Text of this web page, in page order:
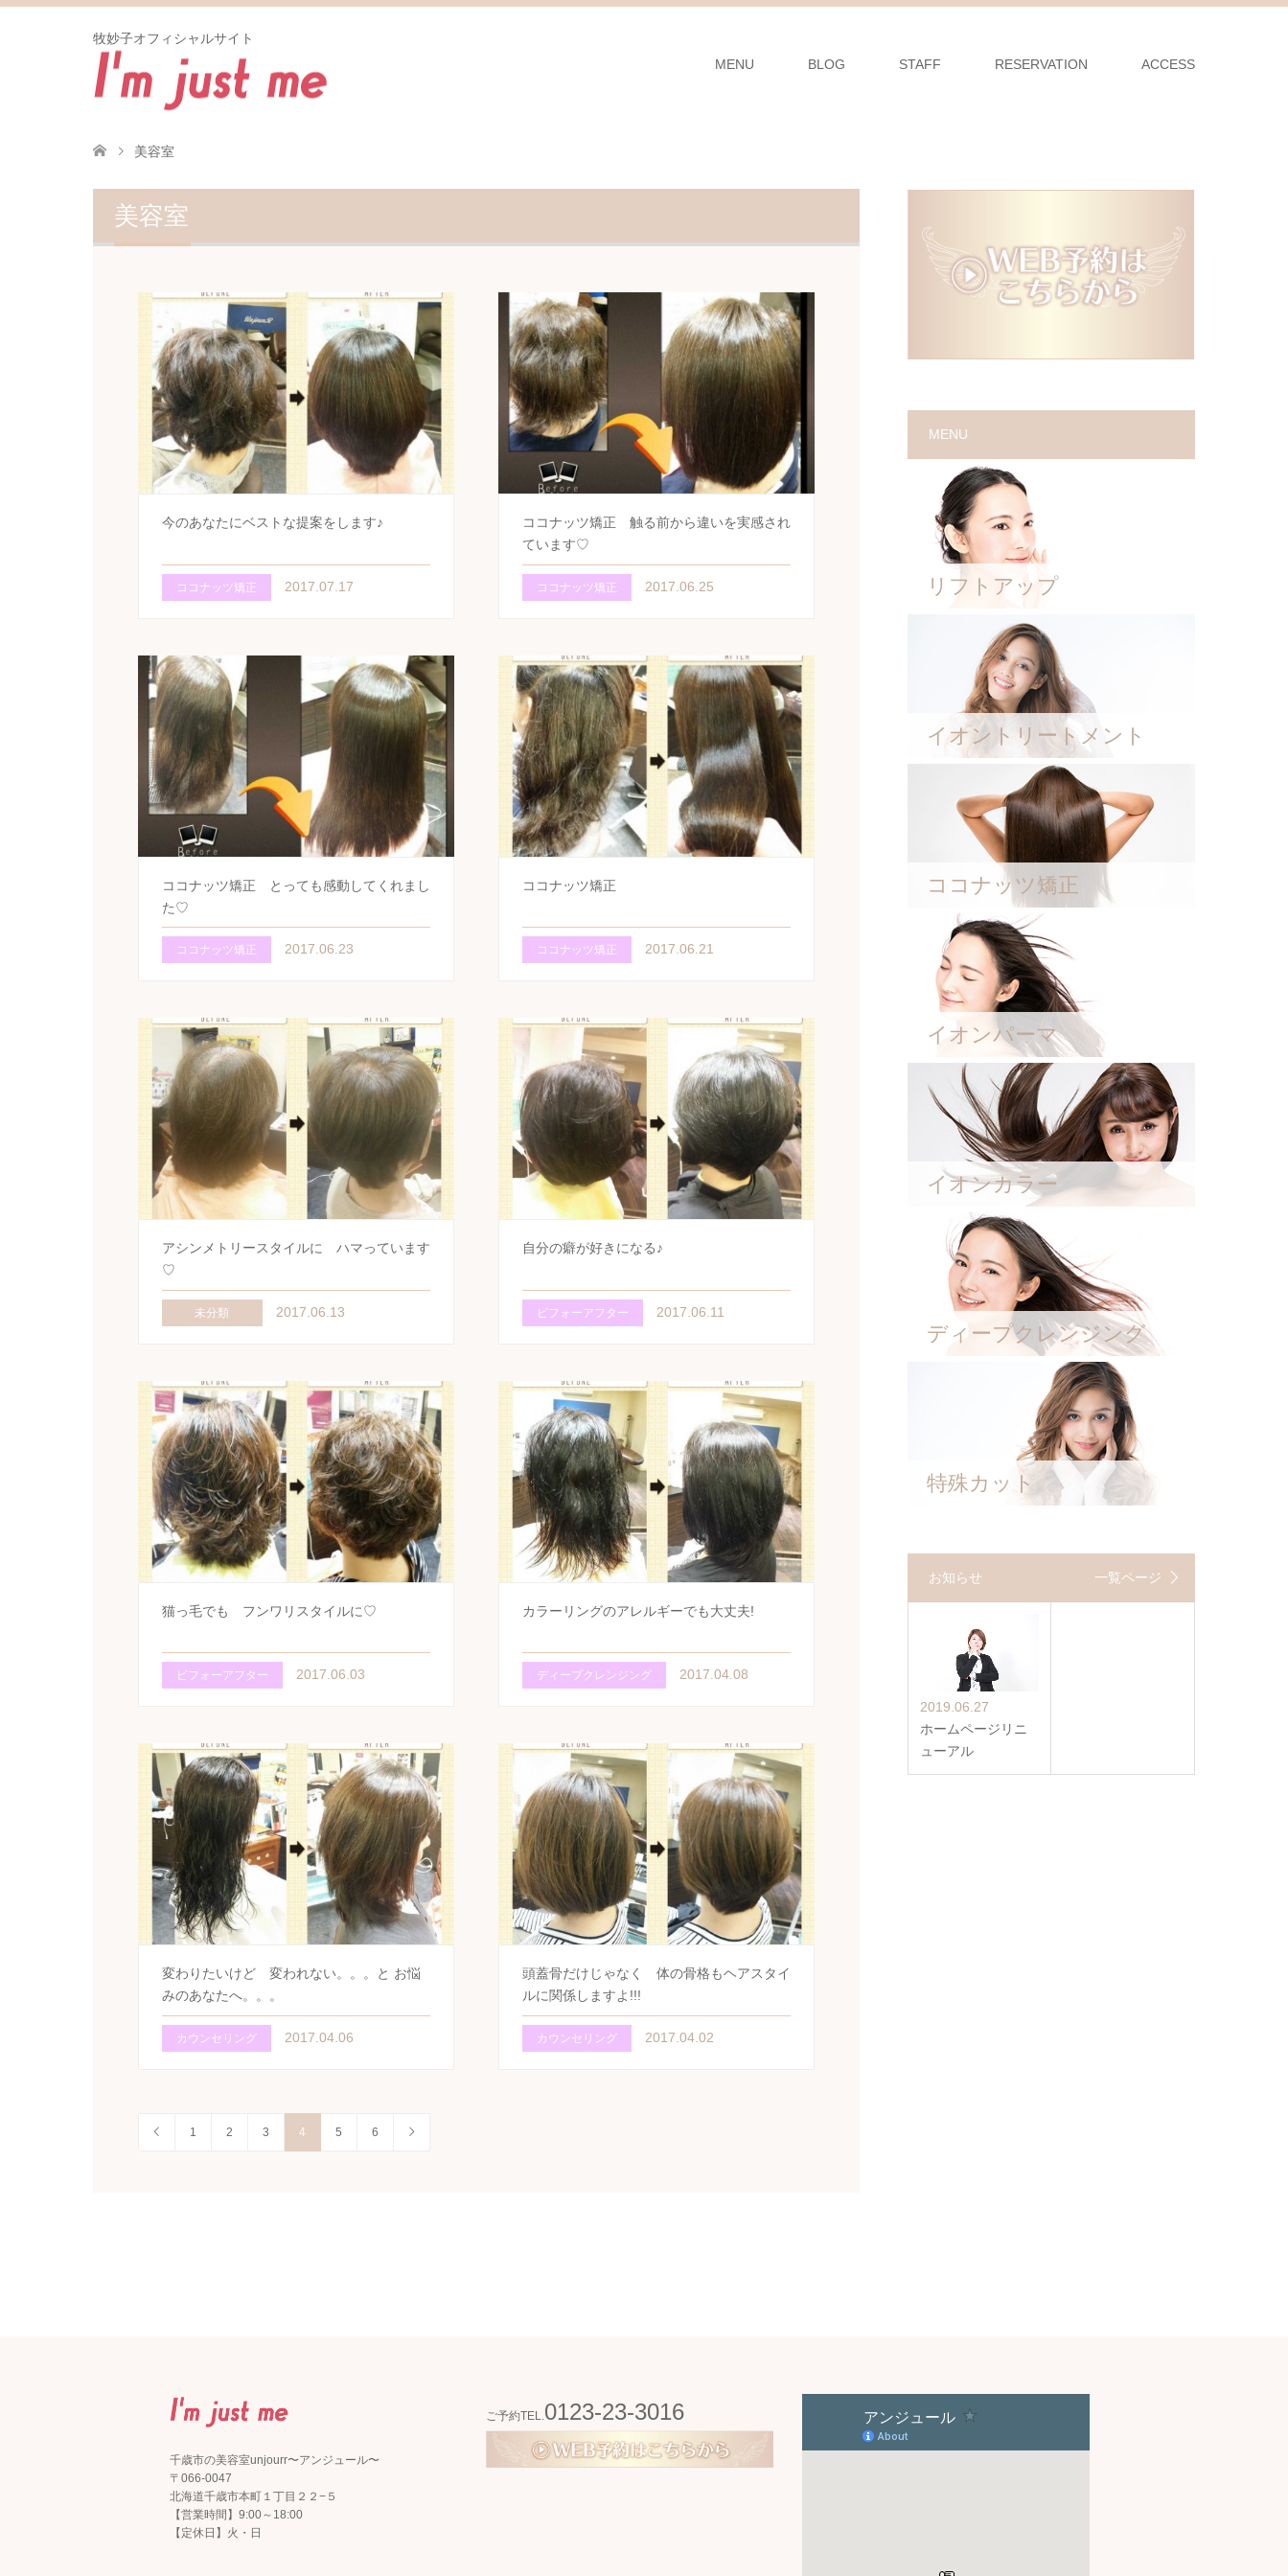
牧妙子オフィシャルサイト
MENU
BLOG STAFF RESERVATION ACCESS
美容室
美容室
今のあなたにベストな提案をします♪
ココナッツ矯正 2017.07.17
ココナッツ矯正 触る前から違いを実感され
ています♡
ココナッツ矯正 2017.06.25
ココナッツ矯正 とっても感動してくれまし
た♡
ココナッツ矯正 2017.06.23
ココナッツ矯正
ココナッツ矯正 2017.06.21
アシンメトリースタイルに ハマっています
♡
未分類 2017.06.13
自分の癖が好きになる♪
ビフォーアフター 2017.06.11
猫っ毛でも フンワリスタイルに♡
ビフォーアフター 2017.06.03
カラーリングのアレルギーでも大丈夫!
ディープクレンジング 2017.04.08
変わりたいけど 変われない。。。と お悩
みのあなたへ。。。
カウンセリング 2017.04.06
頭蓋骨だけじゃなく 体の骨格もヘアスタイ
ルに関係しますよ!!!
カウンセリング 2017.04.02
1 2 3 4 5 6
MENU
リフトアップ
イオントリートメント
ココナッツ矯正
イオンパーマ
イオンカラー
ディープクレンジング
特殊カット
お知らせ 一覧ページ
2019.06.27
ホームページリニ
ューアル
千歳市の美容室unjourr〜アンジュール〜
〒066-0047
北海道千歳市本町１丁目２２−５
【営業時間】9:00～18:00
【定休日】火・日
ご予約TEL.0123-23-3016